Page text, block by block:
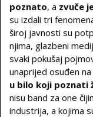
poznato, a zvuče
su izdali tri
široj javnosti su
njima, glazbeni
svaki pokušaj
unaprijed osuđen
u bilo koji poznati
nisu band za one
industrija, a kojima